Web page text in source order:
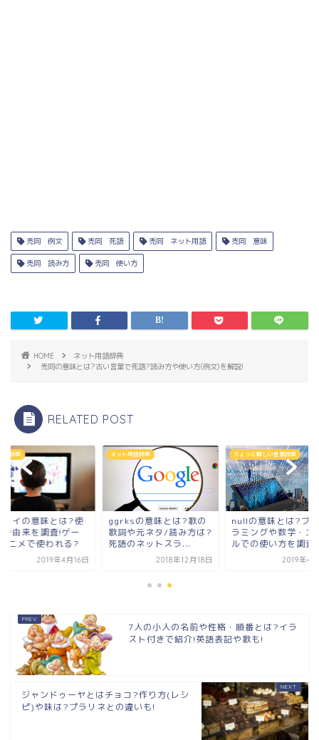
禿同 例文 禿同 死語 禿同 ネット用語 禿同 意味
禿同 読み方 禿同 使い方
HOME
ネット用語辞典
禿同の意味とは?古い言葉で死語?読み方や使い方(例文)を解説!
RELATED POST
葉辞典
タイの意味とは?使
や由来を調査!ゲー
ニメで使われる?
2019年4月16日
ネット用語辞典
ggrksの意味とは?歌の
歌詞や元ネタ/読み方は?
死語のネットスラ...
2018年12月18日
ちょっと難しい言葉辞典
nullの意味とは?プ
ラミングや数学・エ
ルでの使い方を調査
2019年4
7人の小人の名前や性格・順番とは?イラ
スト付きで紹介!英語表記や歌も!
ジャンドゥーヤとはチョコ?作り方(レシ
ピ)や味は?プラリネとの違いも!